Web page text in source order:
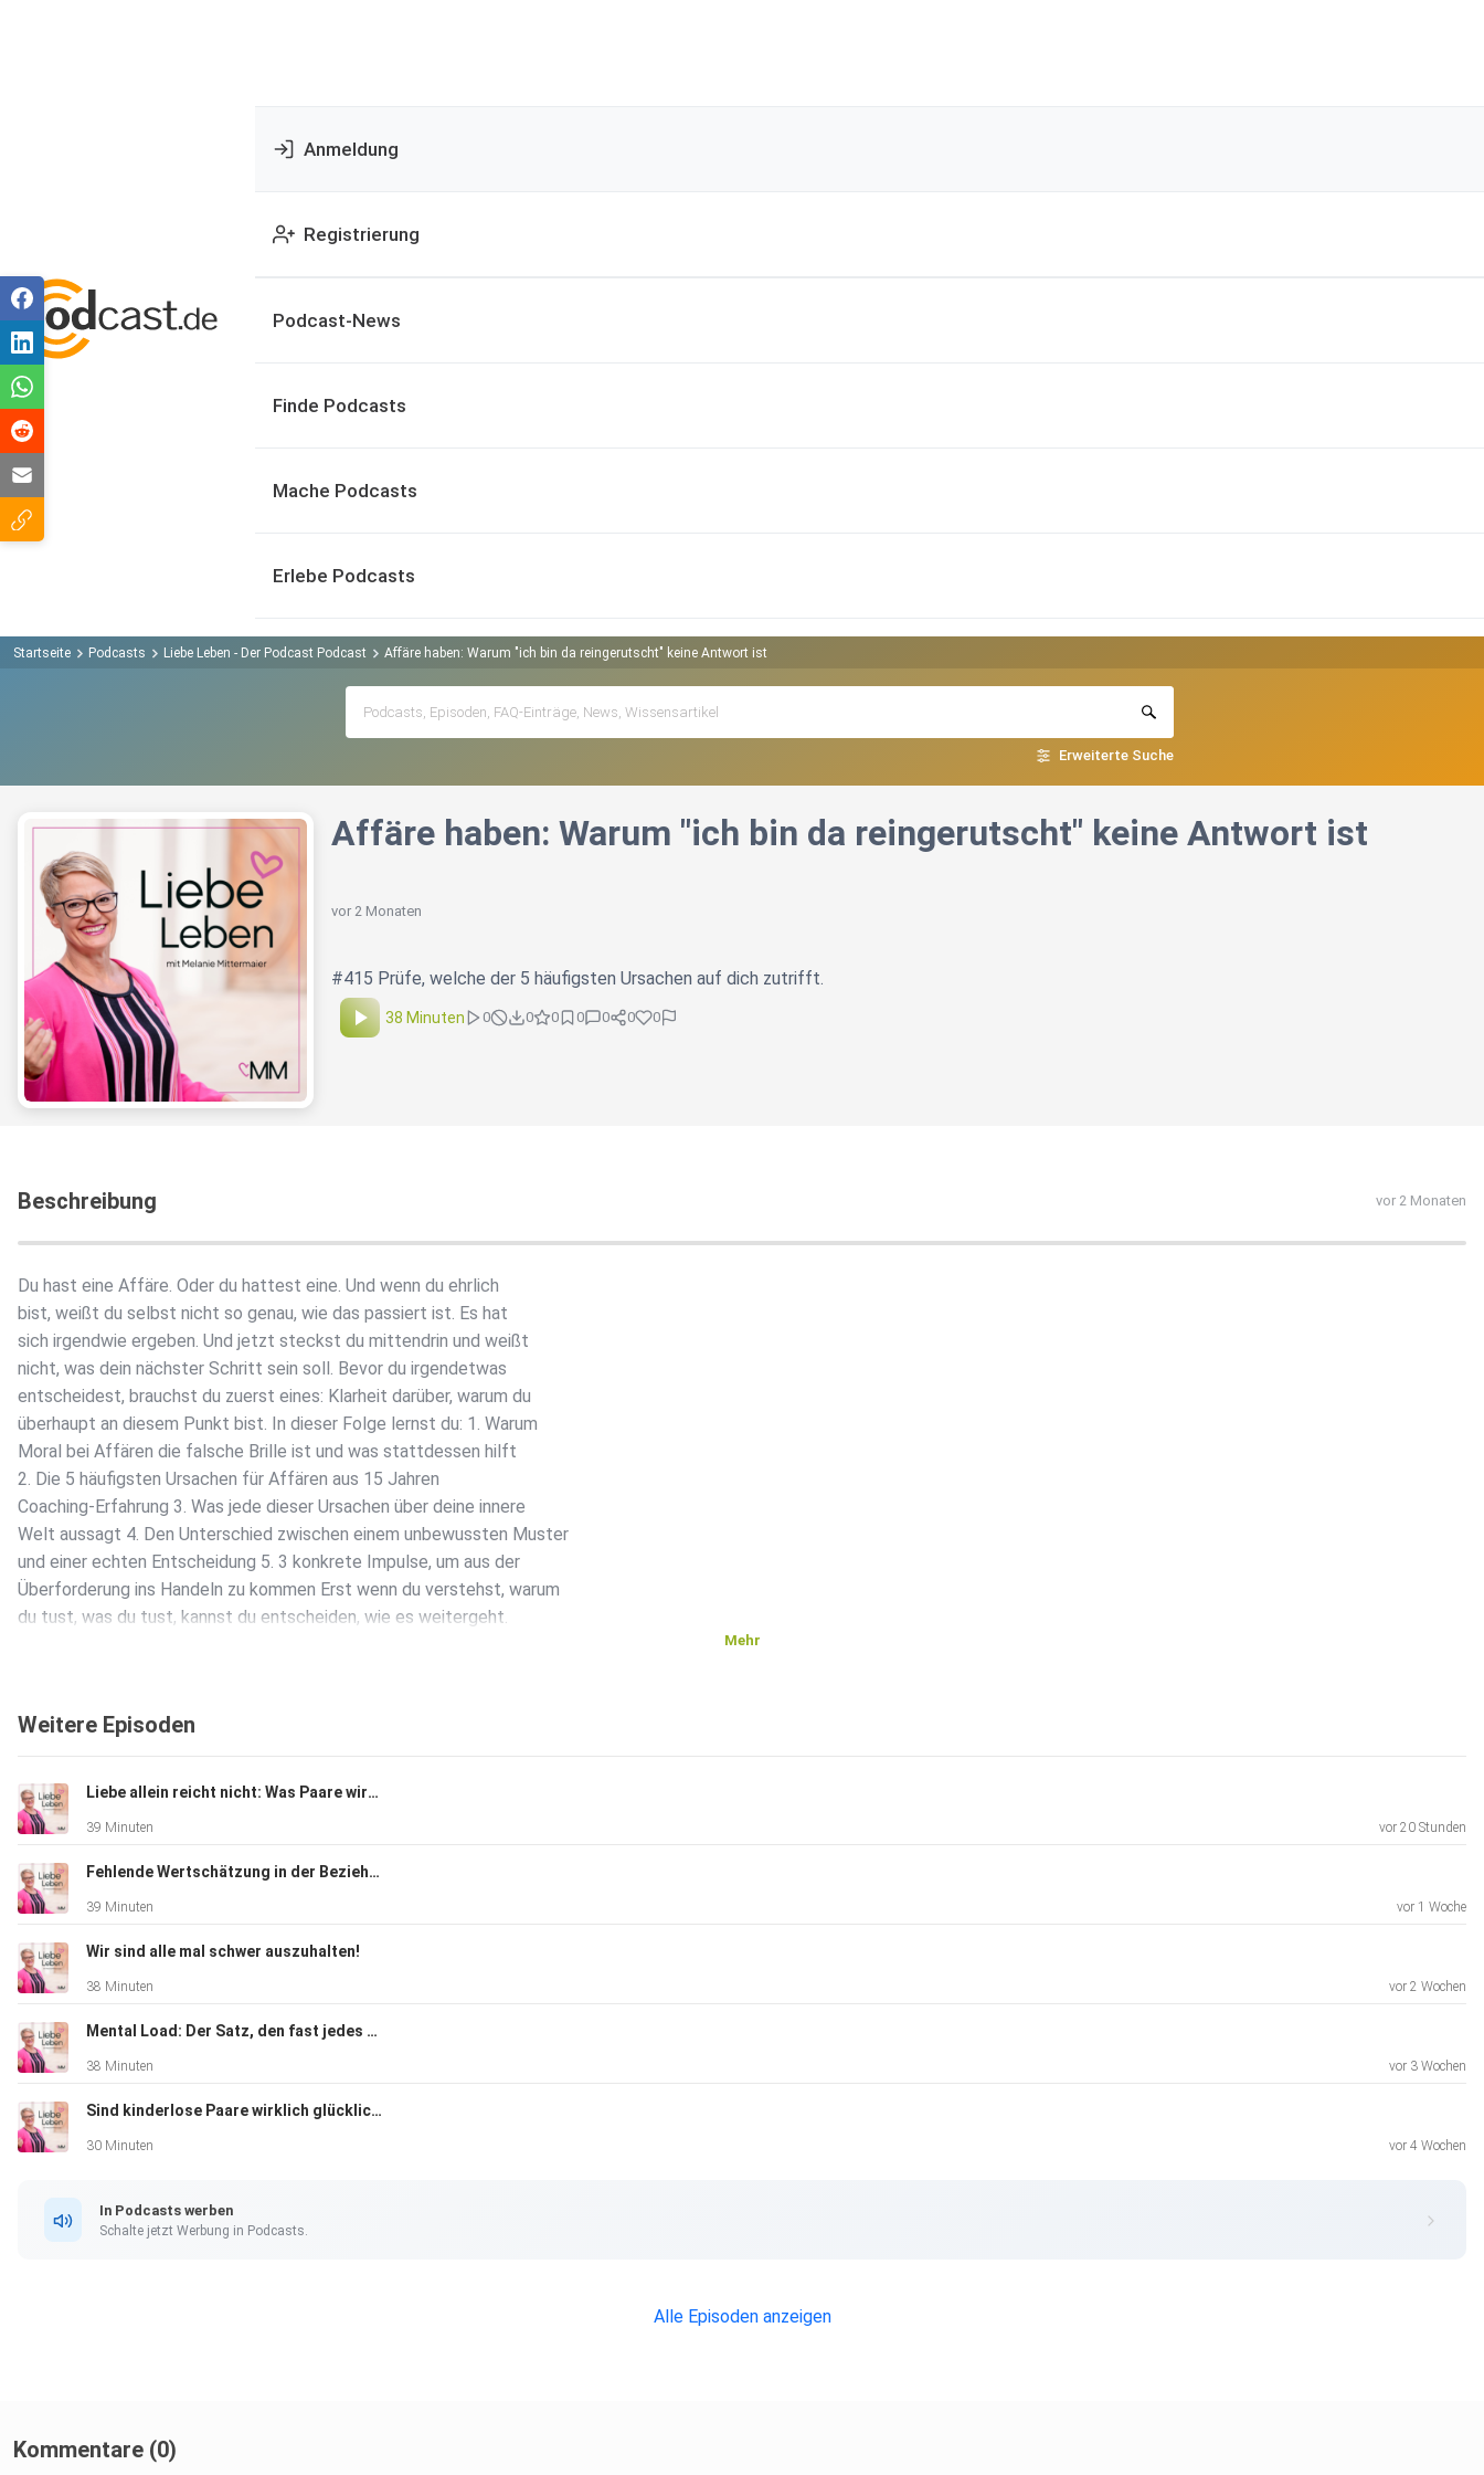
Anmeldung
Registrierung
Podcast-News
Finde Podcasts
Mache Podcasts
Erlebe Podcasts
Startseite Podcasts Liebe Leben - Der Podcast Podcast Affäre haben: Warum "ich bin da reingerutscht" keine Antwort ist
Erweiterte Suche
Affäre haben: Warum "ich bin da reingerutscht" keine Antwort ist
vor 2 Monaten
#415 Prüfe, welche der 5 häufigsten Ursachen auf dich zutrifft.
38 Minuten 0 0 0 0 0 0 0
Beschreibung vor 2 Monaten
Du hast eine Affäre. Oder du hattest eine. Und wenn du ehrlich
bist, weißt du selbst nicht so genau, wie das passiert ist. Es hat
sich irgendwie ergeben. Und jetzt steckst du mittendrin und weißt
nicht, was dein nächster Schritt sein soll. Bevor du irgendetwas
entscheidest, brauchst du zuerst eines: Klarheit darüber, warum du
überhaupt an diesem Punkt bist. In dieser Folge lernst du: 1. Warum
Moral bei Affären die falsche Brille ist und was stattdessen hilft
2. Die 5 häufigsten Ursachen für Affären aus 15 Jahren
Coaching-Erfahrung 3. Was jede dieser Ursachen über deine innere
Welt aussagt 4. Den Unterschied zwischen einem unbewussten Muster
und einer echten Entscheidung 5. 3 konkrete Impulse, um aus der
Überforderung ins Handeln zu kommen Erst wenn du verstehst, warum
du tust, was du tust, kannst du entscheiden, wie es weitergeht.
Mehr
Weitere Episoden
Liebe allein reicht nicht: Was Paare wirklich brauchen
39 Minuten vor 20 Stunden
Fehlende Wertschätzung in der Beziehung
39 Minuten vor 1 Woche
Wir sind alle mal schwer auszuhalten!
38 Minuten vor 2 Wochen
Mental Load: Der Satz, den fast jedes Paar kennt
38 Minuten vor 3 Wochen
Sind kinderlose Paare wirklich glücklicher? Was Studien sagen...
30 Minuten vor 4 Wochen
In Podcasts werben
Schalte jetzt Werbung in Podcasts.
Alle Episoden anzeigen
Kommentare (0)